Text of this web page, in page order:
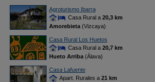
Agroturismo Ibarra
Casa Rural a 20,3 km
Amorebieta(Vizcaya)
Casa Rural Los Huetos
Casa Rural a 20,7 km
Hueto Arriba(Álava)
Casa Lafuente
Apart. Rurales a 21 km